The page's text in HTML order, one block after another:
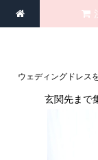
ウェディングドレス
玄関先まで